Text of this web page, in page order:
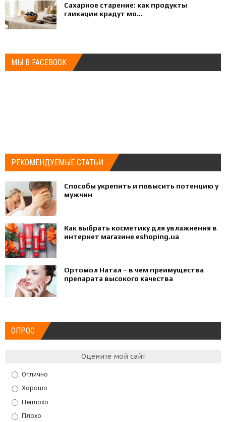
Сахарное старение: как продукты
гликации крадут мо...
МЫ В FACEBOOK
РЕКОМЕНДУЕМЫЕ СТАТЬИ
Способы укрепить и повысить потенцию у
мужчин
Как выбрать косметику для увлажнения в
интернет магазине eshoping.ua
Ортомол Натал – в чем преимущества
препарата высокого качества
ОПРОС
Оцените мой сайт
Отлично
Хорошо
Неплохо
Плохо